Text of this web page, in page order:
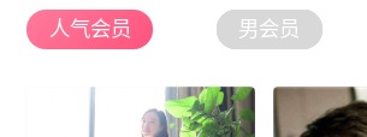
人气会员 男会员